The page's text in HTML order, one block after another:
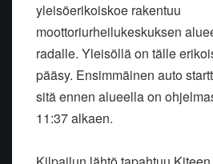
yleisöerikoiskoe rakentuu
moottoriurheilukeskuksen
radalle. Yleisöllä on tälle
pääsy. Ensimmäinen auto
sitä ennen alueella on
11:37 alkaen.